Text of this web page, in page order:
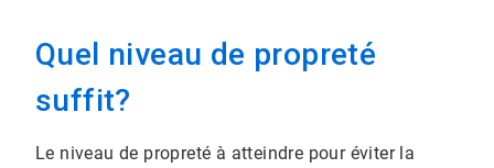
Quel niveau de propreté
suffit?
Le niveau de propreté à atteindre pour éviter la